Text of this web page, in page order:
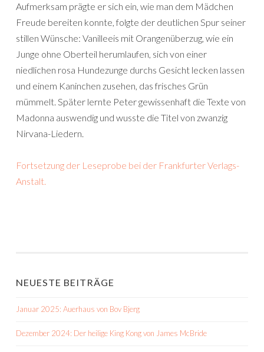
Aufmerksam prägte er sich ein, wie man dem Mädchen
Freude bereiten konnte, folgte der deutlichen Spur seiner
stillen Wünsche: Vanilleeis mit Orangenüberzug, wie ein
Junge ohne Oberteil herumlaufen, sich von einer
niedlichen rosa Hundezunge durchs Gesicht lecken lassen
und einem Kaninchen zusehen, das frisches Grün
mümmelt. Später lernte Peter gewissenhaft die Texte von
Madonna auswendig und wusste die Titel von zwanzig
Nirvana-Liedern.
Fortsetzung der Leseprobe bei der Frankfurter Verlags-
Anstalt.
NEUESTE BEITRÄGE
Januar 2025: Auerhaus von Bov Bjerg
Dezember 2024: Der heilige King Kong von James McBride